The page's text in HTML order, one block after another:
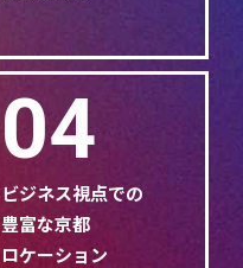
04
ビジネス視点での
豊富な京都
ロケーション